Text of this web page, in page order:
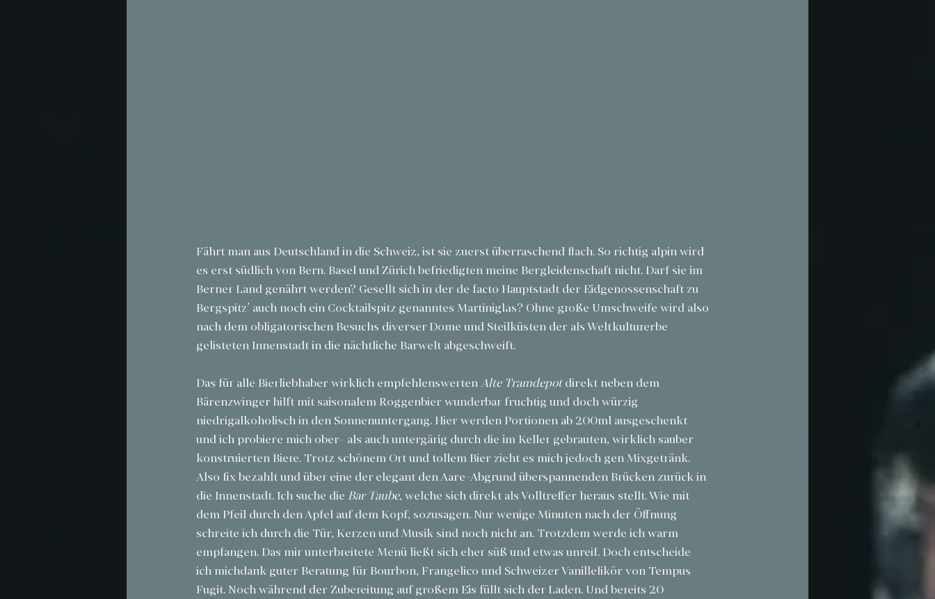
Fährt man aus Deutschland in die Schweiz, ist sie zuerst überraschend flach. So richtig alpin wird
es erst südlich von Bern. Basel und Zürich befriedigten meine Bergleidenschaft nicht. Darf sie im
Berner Land genährt werden? Gesellt sich in der de facto Hauptstadt der Eidgenossenschaft zu
Bergspitz’ auch noch ein Cocktailspitz genanntes Martiniglas? Ohne große Umschweife wird also
nach dem obligatorischen Besuchs diverser Dome und Steilküsten der als Weltkulturerbe
gelisteten Innenstadt in die nächtliche Barwelt abgeschweift.
Das für alle Bierliebhaber wirklich empfehlenswerten Alte Tramdepot direkt neben dem
Bärenzwinger hilft mit saisonalem Roggenbier wunderbar fruchtig und doch würzig
niedrigalkoholisch in den Sonnenuntergang. Hier werden Portionen ab 200ml ausgeschenkt
und ich probiere mich ober- als auch untergärig durch die im Keller gebrauten, wirklich sauber
konstruierten Biere. Trotz schönem Ort und tollem Bier zieht es mich jedoch gen Mixgetränk.
Also fix bezahlt und über eine der elegant den Aare-Abgrund überspannenden Brücken zurück in
die Innenstadt. Ich suche die Bar Taube, welche sich direkt als Volltreffer heraus stellt. Wie mit
dem Pfeil durch den Apfel auf dem Kopf, sozusagen. Nur wenige Minuten nach der Öffnung
schreite ich durch die Tür, Kerzen und Musik sind noch nicht an. Trotzdem werde ich warm
empfangen. Das mir unterbreitete Menü ließt sich eher süß und etwas unreif. Doch entscheide
ich michdank guter Beratung für Bourbon, Frangelico und Schweizer Vanillelikör von Tempus
Fugit. Noch während der Zubereitung auf großem Eis füllt sich der Laden. Und bereits 20